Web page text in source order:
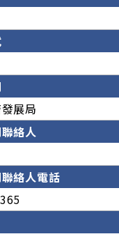
展局
絡人
絡人電話